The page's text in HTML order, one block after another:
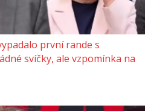
první rande s
svíčky, ale vzpomínka na